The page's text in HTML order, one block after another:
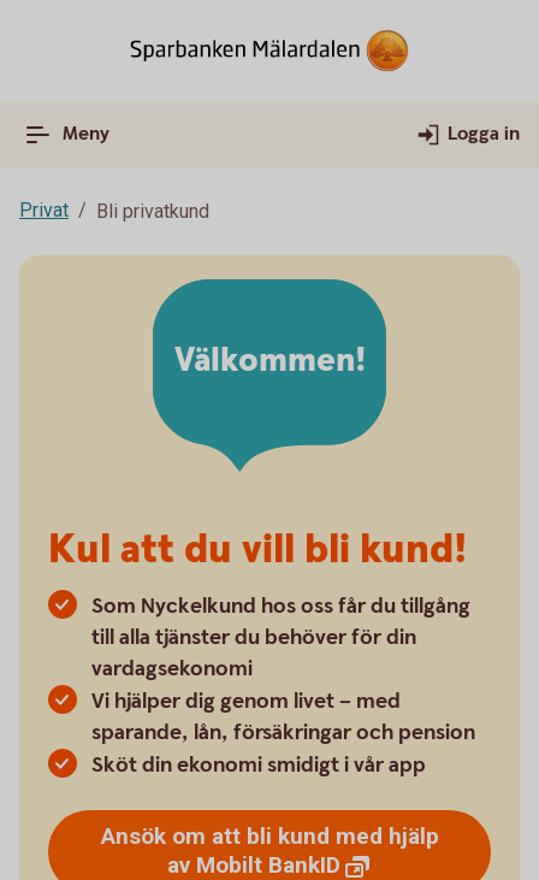
Meny Logga in
Privat Bli privatkund
Kul att du vill bli kund!
Som Nyckelkund hos oss får du tillgång
till alla tjänster du behöver för din
vardagsekonomi
Vi hjälper dig genom livet – med
sparande, lån, försäkringar och pension
Sköt din ekonomi smidigt i vår app
Ansök om att bli kund med hjälp
av Mobilt BankID
Välkommen!